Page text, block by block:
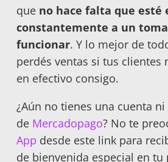
que no hace falta que esté
constantemente a un
funcionar. Y lo mejor de
perdés ventas si tus clientes
en efectivo consigo.
¿Aún no tienes una cuenta
de Mercadopago? No te
App desde este link para
de bienvenida especial en tu